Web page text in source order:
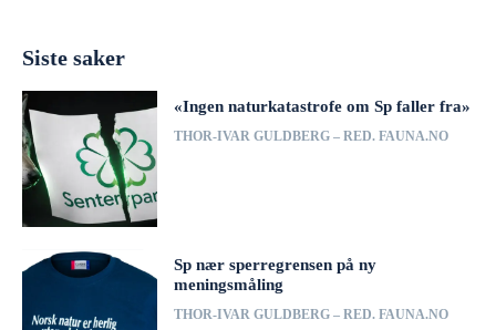
Siste saker
«Ingen naturkatastrofe om Sp faller fra»
THOR-IVAR GULDBERG – RED. FAUNA.NO
Sp nær sperregrensen på ny
meningsmåling
THOR-IVAR GULDBERG – RED. FAUNA.NO